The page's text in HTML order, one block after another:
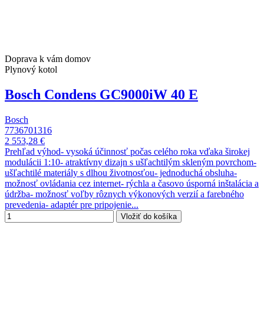
Doprava k vám domov
Plynový kotol
Bosch Condens GC9000iW 40 E
Bosch
7736701316
2 553,28 €
Prehľad výhod- vysoká účinnosť počas celého roka vďaka širokej
modulácii 1:10- atraktívny dizajn s ušľachtilým skleným povrchom-
ušľachtilé materiály s dlhou životnosťou- jednoduchá obsluha-
možnosť ovládania cez internet- rýchla a časovo úsporná inštalácia a
údržba- možnosť voľby rôznych výkonových verzií a farebného
prevedenia- adaptér pre pripojenie...
Vložiť do košíka